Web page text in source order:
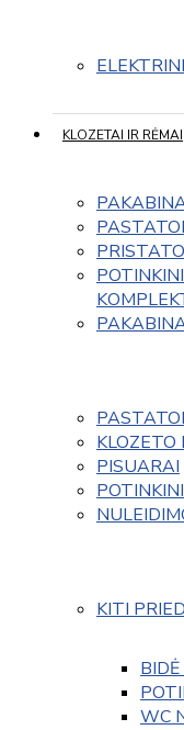
KLOZETAI IR RĖMAI
KLOZETO
PISUARAI
KITI
WC